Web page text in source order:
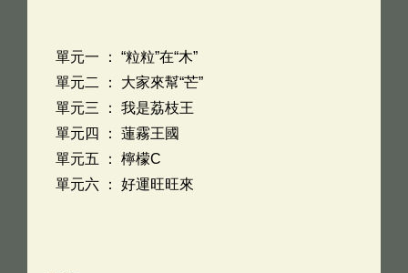
單元一 ： “粒粒”在“木”
單元二 ： 大家來幫“芒”
單元三 ： 我是荔枝王
單元四 ： 蓮霧王國
單元五 ： 檸檬C
單元六 ： 好運旺旺來